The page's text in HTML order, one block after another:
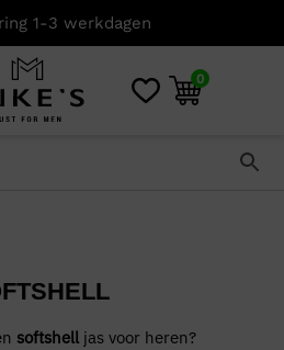
0
softshell jas voor heren?